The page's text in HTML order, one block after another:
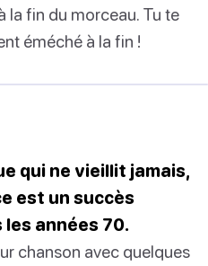
la fin du morceau. Tu te
éméché à la fin !
qui ne vieillit jamais,
est un succès
années 70.
chanson avec quelques